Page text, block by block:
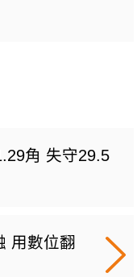
角 失守29.5
用數位翻